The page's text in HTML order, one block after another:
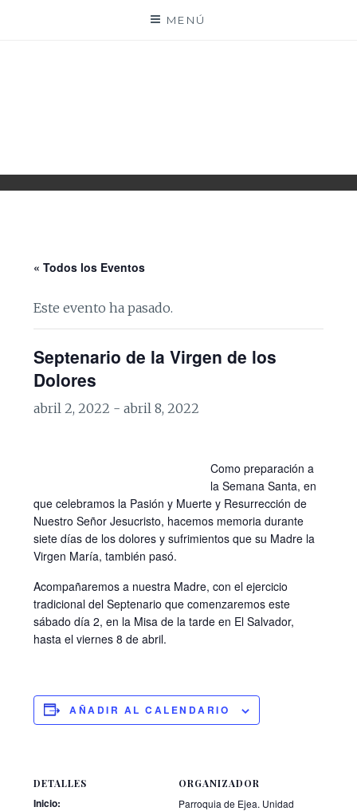
MENÚ
« Todos los Eventos
Este evento ha pasado.
Septenario de la Virgen de los
Dolores
abril 2, 2022 -abril 8, 2022
Como preparación a
la Semana Santa, en
que celebramos la Pasión y Muerte y Resurrección de
Nuestro Señor Jesucristo, hacemos memoria durante
siete días de los dolores y sufrimientos que su Madre la
Virgen María, también pasó.
Acompañaremos a nuestra Madre, con el ejercicio
tradicional del Septenario que comenzaremos este
sábado día 2, en la Misa de la tarde en El Salvador,
hasta el viernes 8 de abril.
AÑADIR AL CALENDARIO
DETALLES
Inicio:
ORGANIZADOR
Parroquia de Ejea. Unidad